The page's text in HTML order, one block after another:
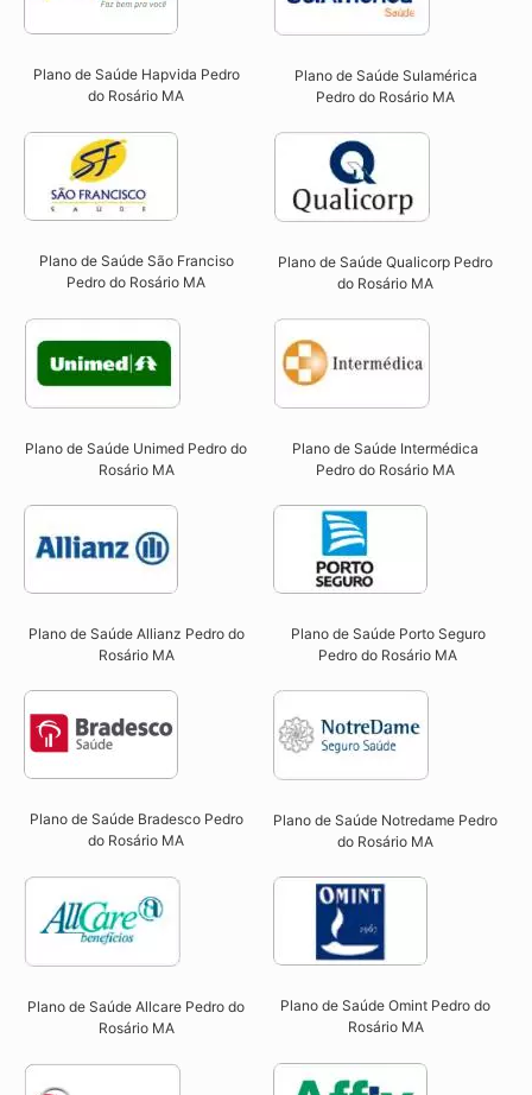
Plano de Saúde Hapvida Pedro
do Rosário MA​
Plano de Saúde Sulamérica
Pedro do Rosário MA
Plano de Saúde São Franciso
Pedro do Rosário MA​
Plano de Saúde Qualicorp Pedro
do Rosário MA​
Plano de Saúde Unimed Pedro do
Rosário MA
Plano de Saúde Intermédica
Pedro do Rosário MA​
Plano de Saúde Allianz Pedro do
Rosário MA​
Plano de Saúde Porto Seguro
Pedro do Rosário MA​
Plano de Saúde Bradesco Pedro
do Rosário MA
Plano de Saúde Notredame Pedro
do Rosário MA​
Plano de Saúde Allcare Pedro do
Rosário MA​
Plano de Saúde Omint Pedro do
Rosário MA​